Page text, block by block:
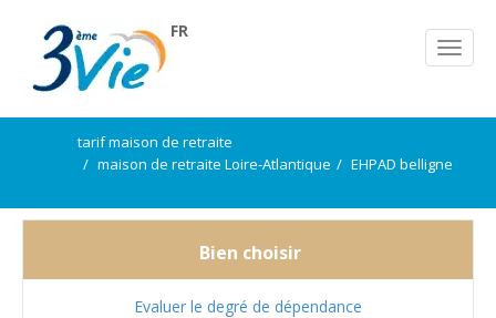
FR
tarif maison de retraite
maison de retraite Loire-Atlantique
EHPAD belligne
Bien choisir
Evaluer le degré de dépendance